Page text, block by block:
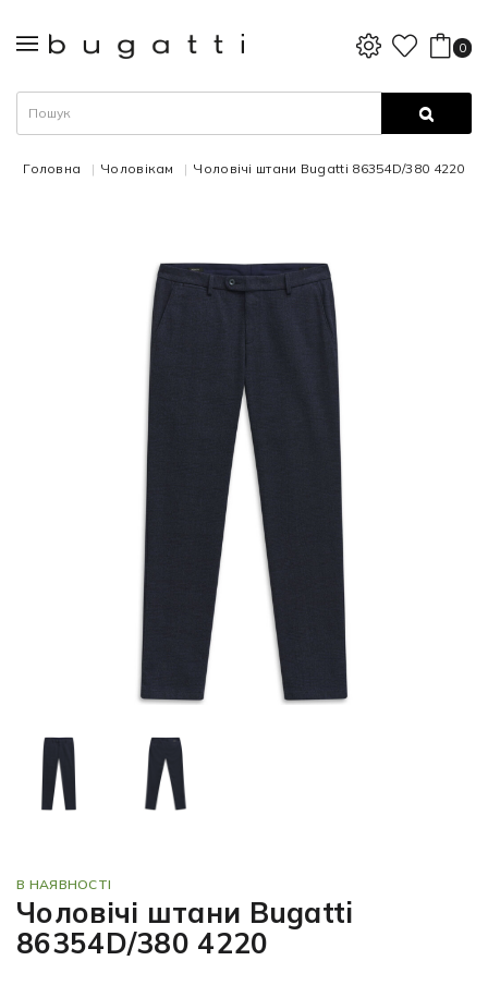
0
Головна Чоловікам Чоловічі штани Bugatti 86354D/380 4220
В НАЯВНОСТІ
Чоловічі штани Bugatti
86354D/380 4220